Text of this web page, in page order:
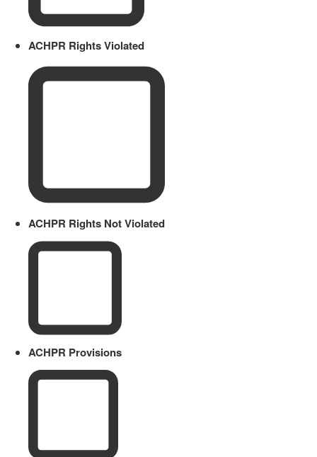
ACHPR Rights Violated
ACHPR Rights Not Violated
ACHPR Provisions